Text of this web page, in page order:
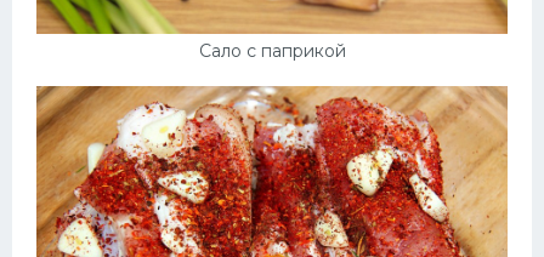
Сало с паприкой